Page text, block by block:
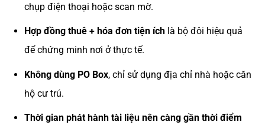
chụp điện thoại hoặc scan mờ.
Hợp đồng thuê + hóa đơn tiện íchlà bộ đôi hiệu quả
để chứng minh nơi ở thực tế.
Không dùng PO Box, chỉ sử dụng địa chỉ nhà hoặc căn
hộ cư trú.
Thời gian phát hành tài liệu nên càng gần thời điểm